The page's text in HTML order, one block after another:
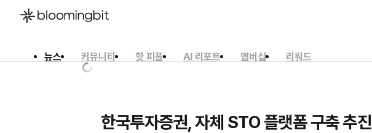
뉴스 커뮤니티 핫 피플 AI 리포트 멤버십
리워드
한국투자증권, 자체 STO 플랫폼 구축 추진